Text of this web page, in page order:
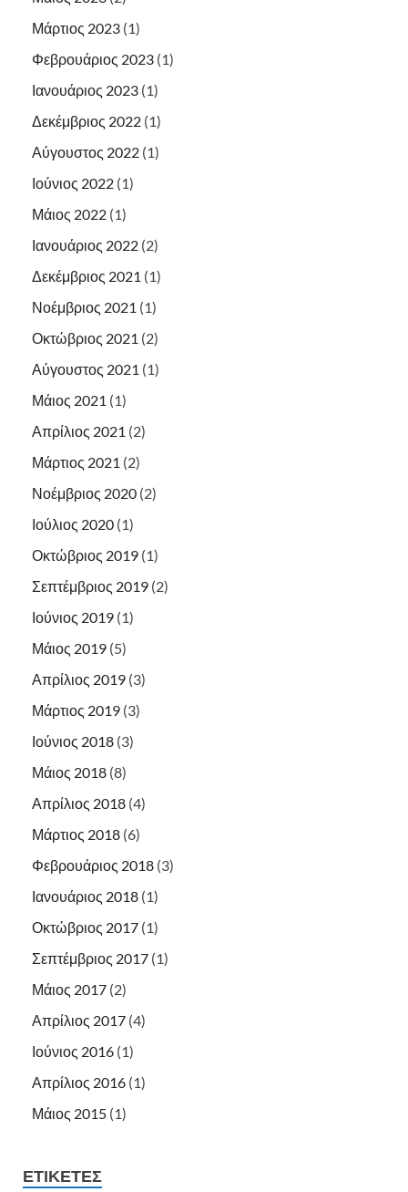
Μάρτιος 2023 (1)
Φεβρουάριος 2023 (1)
Ιανουάριος 2023 (1)
Δεκέμβριος 2022 (1)
Αύγουστος 2022 (1)
Ιούνιος 2022 (1)
Μάιος 2022 (1)
Ιανουάριος 2022 (2)
Δεκέμβριος 2021 (1)
Νοέμβριος 2021 (1)
Οκτώβριος 2021 (2)
Αύγουστος 2021 (1)
Μάιος 2021 (1)
Απρίλιος 2021 (2)
Μάρτιος 2021 (2)
Νοέμβριος 2020 (2)
Ιούλιος 2020 (1)
Οκτώβριος 2019 (1)
Σεπτέμβριος 2019 (2)
Ιούνιος 2019 (1)
Μάιος 2019 (5)
Απρίλιος 2019 (3)
Μάρτιος 2019 (3)
Ιούνιος 2018 (3)
Μάιος 2018 (8)
Απρίλιος 2018 (4)
Μάρτιος 2018 (6)
Φεβρουάριος 2018 (3)
Ιανουάριος 2018 (1)
Οκτώβριος 2017 (1)
Σεπτέμβριος 2017 (1)
Μάιος 2017 (2)
Απρίλιος 2017 (4)
Ιούνιος 2016 (1)
Απρίλιος 2016 (1)
Μάιος 2015 (1)
ΕΤΙΚΈΤΕΣ